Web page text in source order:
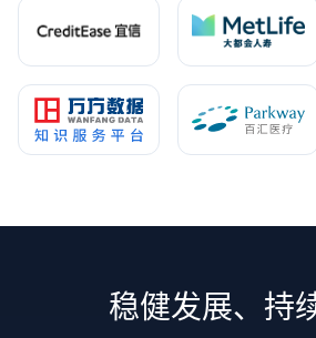
稳健发展、持